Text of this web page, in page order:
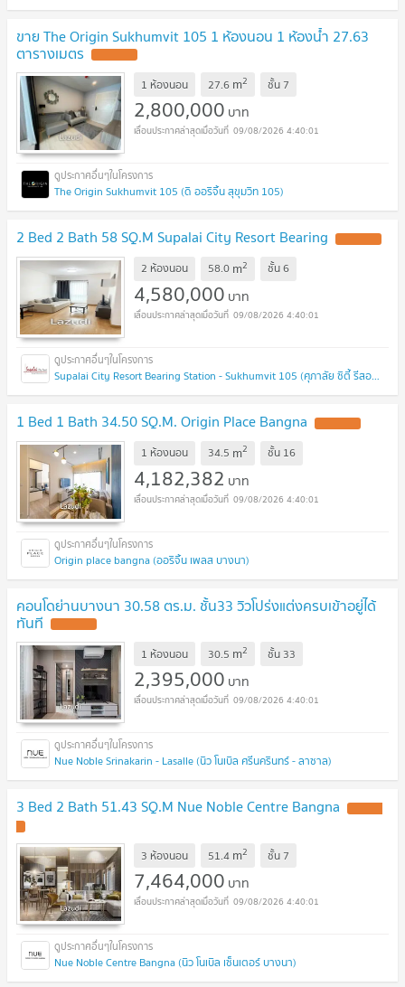
ขาย The Origin Sukhumvit 105 1 ห้องนอน 1 ห้องน้ำ 27.63
ตารางเมตร
1 ห้องนอน 27.6 m2 ชั้น 7
2,800,000 บาท
09/08/2026 4:40:01
The Origin Sukhumvit 105 (ดิ ออริจิ้น สุขุมวิท 105)
2 Bed 2 Bath 58 SQ.M Supalai City Resort Bearing
2 ห้องนอน 58.0 m2 ชั้น6
4,580,000 บาท
09/08/2026 4:40:01
Supalai City Resort Bearing Station - Sukhumvit 105 (ศุภาลัย ซิตี้ รีสอร์ท สถานีแบริ่ง - สุขุมวิท 105 )
1 Bed 1 Bath 34.50 SQ.M. Origin Place Bangna
1 ห้องนอน 34.5 m2 ชั้น 16
4,182,382 บาท
09/08/2026 4:40:01
Origin place bangna (ออริจิ้น เพลส บางนา)
คอนโดย่านบางนา 30.58 ตร.ม. ชั้น33 วิวโปร่งแต่งครบเข้าอยู่ได้
ทันที
1 ห้องนอน 30.5 m2 ชั้น 33
2,395,000 บาท
09/08/2026 4:40:01
Nue Noble Srinakarin - Lasalle (นิว โนเบิล ศรีนครินทร์ - ลาซาล)
3 Bed 2 Bath 51.43 SQ.M Nue Noble Centre Bangna
3 ห้องนอน 51.4 m2 ชั้น 7
7,464,000 บาท
09/08/2026 4:40:01
Nue Noble Centre Bangna (นิว โนเบิล เซ็นเตอร์ บางนา)